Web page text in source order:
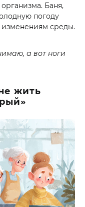
Баня,
погоду
изменениям среды.
а вот ноги
жить